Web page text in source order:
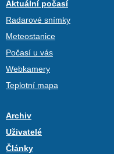
Aktuální počasí
Radarové snímky
Meteostanice
Počasí u vás
Webkamery
Teplotní mapa
Archiv
Uživatelé
Články